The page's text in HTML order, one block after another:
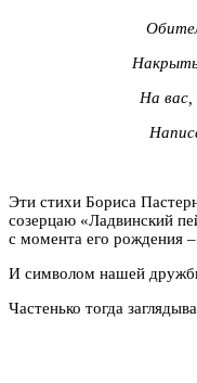
На вас,
Эти стихи Бориса
созерцаю «Ладвинский
с момента его рождения
И символом нашей
Частенько тогда